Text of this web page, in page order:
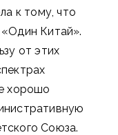
к тому, что
Китай».
от этих
хорошо
Союза.